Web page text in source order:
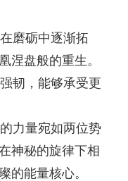
磨砺中逐渐拓
涅盘般的重生。
韧，能够承受更
力量宛如两位势
神秘的旋律下相
的能量核心。